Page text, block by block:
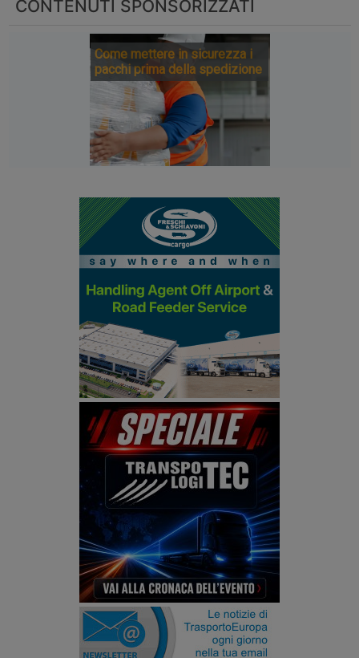
CONTENUTI SPONSORIZZATI
Come mettere in sicurezza i
pacchi prima della spedizione